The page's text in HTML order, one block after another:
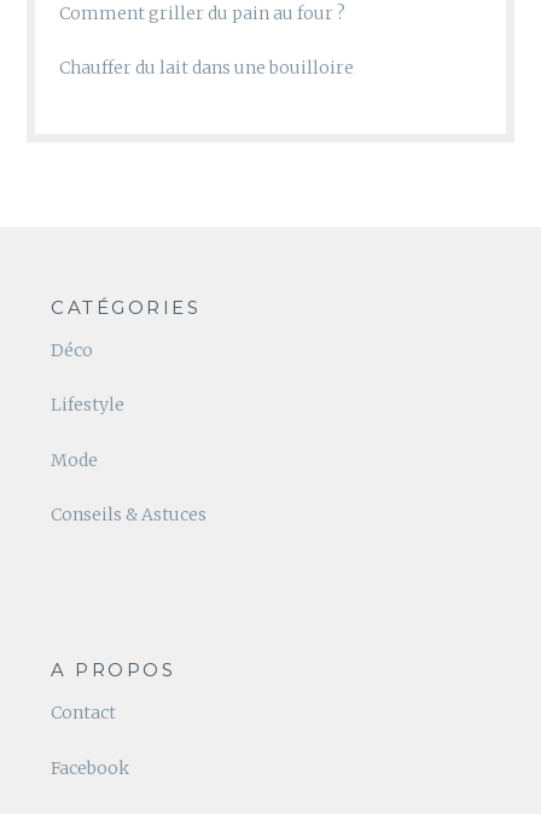
Comment griller du pain au four ?
Chauffer du lait dans une bouilloire
CATÉGORIES
Déco
Lifestyle
Mode
Conseils & Astuces
A PROPOS
Contact
Facebook